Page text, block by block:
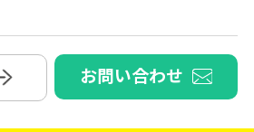
お問い合わせ